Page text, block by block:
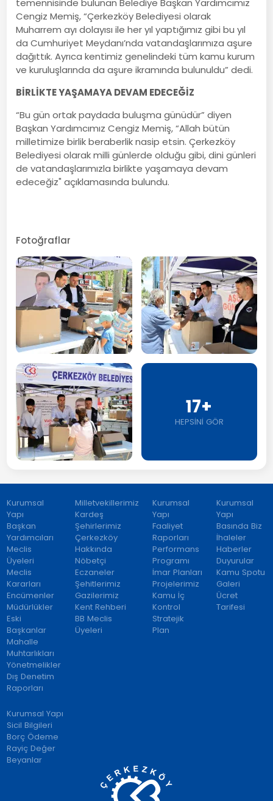
temennisinde bulunan Belediye Başkan Yardımcımız
Cengiz Memiş, “Çerkezköy Belediyesi olarak
Muharrem ayı dolayısı ile her yıl yaptığımız gibi bu yıl
da Cumhuriyet Meydanı’nda vatandaşlarımıza aşure
dağıttık. Ayrıca kentimiz genelindeki tüm kamu kurum
ve kuruluşlarında da aşure ikramında bulunuldu” dedi.
BİRLİKTE YAŞAMAYA DEVAM EDECEĞİZ
“Bu gün ortak paydada buluşma günüdür” diyen
Başkan Yardımcımız Cengiz Memiş, “Allah bütün
milletimize birlik beraberlik nasip etsin. Çerkezköy
Belediyesi olarak milli günlerde olduğu gibi, dini günleri
de vatandaşlarımızla birlikte yaşamaya devam
edeceğiz" açıklamasında bulundu.
Fotoğraflar
17+
HEPSİNİ GÖR
Kurumsal
Yapı
Başkan
Yardımcıları
Meclis
Üyeleri
Meclis
Kararları
Encümenler
Müdürlükler
Eski
Başkanlar
Mahalle
Muhtarlıkları
Yönetmelikler
Dış Denetim
Raporları
Milletvekillerimiz
Kardeş
Şehirlerimiz
Çerkezköy
Hakkında
Nöbetçi
Eczaneler
Şehitlerimiz
Gazilerimiz
Kent Rehberi
BB Meclis
Üyeleri
Kurumsal
Yapı
Faaliyet
Raporları
Performans
Programı
İmar Planları
Projelerimiz
Kamu İç
Kontrol
Stratejik
Plan
Kurumsal
Yapı
Basında Biz
İhaleler
Haberler
Duyurular
Kamu Spotu
Galeri
Ücret
Tarifesi
Kurumsal Yapı
Sicil Bilgileri
Borç Ödeme
Rayiç Değer
Beyanlar